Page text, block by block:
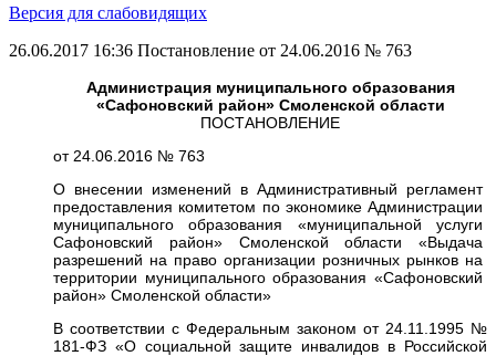
Версия для слабовидящих
26.06.2017 16:36 Постановление от 24.06.2016 № 763
Администрация муниципального образования
«Сафоновский район» Смоленской области
ПОСТАНОВЛЕНИЕ
от 24.06.2016 № 763
О внесении изменений в Административный регламент
предоставления комитетом по экономике Администрации
муниципального образования «муниципальной услуги
Сафоновский район» Смоленской области «Выдача
разрешений на право организации розничных рынков на
территории муниципального образования «Сафоновский
район» Смоленской области»
В соответствии с Федеральным законом от 24.11.1995 №
181-ФЗ «О социальной защите инвалидов в Российской